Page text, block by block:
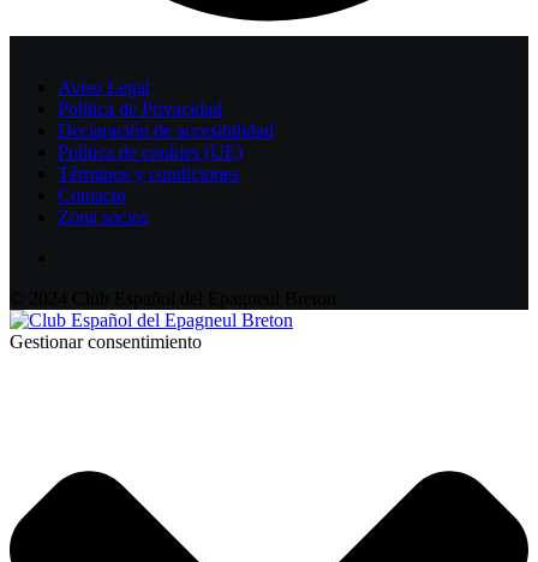
Aviso Legal
Política de Privacidad
Declaración de accesibilidad
Política de cookies (UE)
Términos y condiciones
Contacto
Zona socios
Gestionar consentimiento